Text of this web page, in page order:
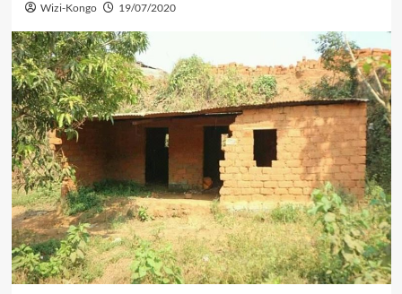
Wizi-Kongo 19/07/2020